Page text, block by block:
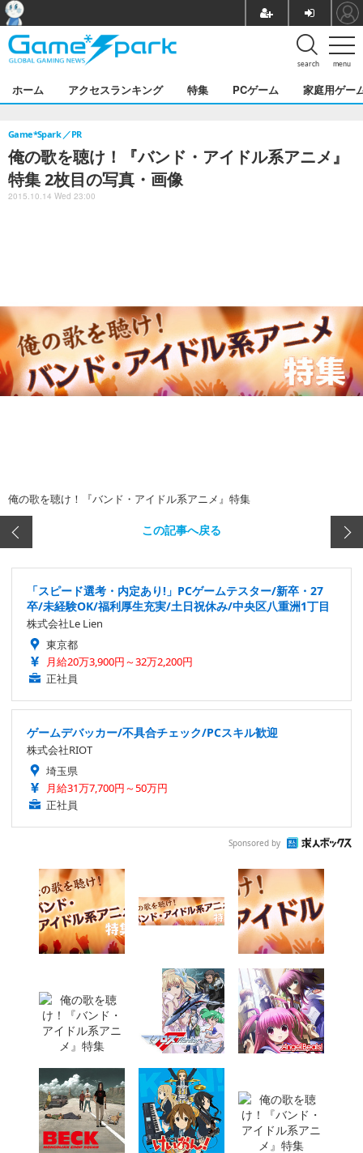
menu
search
ホーム アクセスランキング 特集 PCゲーム 家庭用ゲー
俺の歌を聴け！『バンド・アイドル系アニメ』
特集 2枚目の写真・画像
Game*Spark PR
2015.10.14 Wed 23:00
俺の歌を聴け！『バンド・アイドル系アニメ』特集
この記事へ戻る
「スピード選考・内定あり!」PCゲームテスター/新卒・27
卒/未経験OK/福利厚生充実/土日祝休み/中央区八重洲1丁目
株式会社Le Lien
東京都
月給20万3,900円～32万2,200円
正社員
ゲームデバッカー/不具合チェック/PCスキル歓迎
株式会社RIOT
埼玉県
月給31万7,700円～50万円
正社員
Sponsored by